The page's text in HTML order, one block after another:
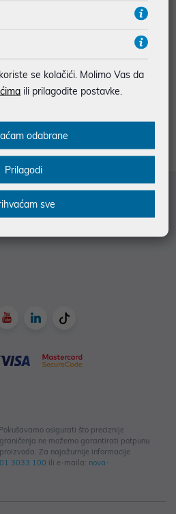
od 27.9. do 31.10. ili do isteka
upisom potrebnih podataka
osigurati što preciznije
ne možemo garantirati potpunu
Za najažurnije informacije
01 3033 100 ili e-maila: nova-
se kolačići. Molimo Vas da
ili prilagodite postavke.
odabrane
Prilagodi
sve